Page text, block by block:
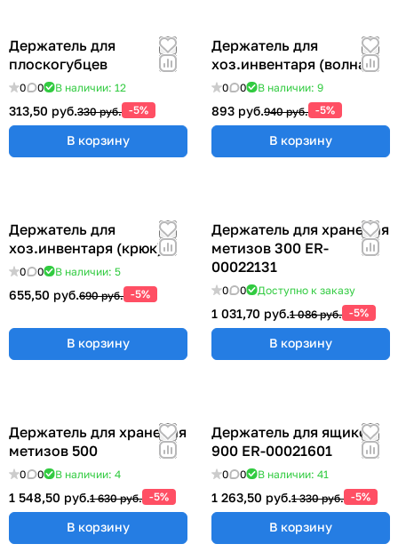
Держатель для
плоскогубцев
0 0 В наличии: 12
313,50 руб.330 руб. -5%
В корзину
Держатель для
хоз.инвентаря (волна)
0 0 В наличии: 9
893 руб.940 руб. -5%
В корзину
Держатель для
хоз.инвентаря (крюк)
0 0 В наличии: 5
655,50 руб.690 руб. -5%
В корзину
Держатель для хранения
метизов 300 ER-
00022131
0 0 Доступно к заказу
1 031,70 руб.1 086 руб. -5%
В корзину
Держатель для хранения
метизов 500
0 0 В наличии: 4
1 548,50 руб.1 630 руб. -5%
В корзину
Держатель для ящиков
900 ER-00021601
0 0 В наличии: 41
1 263,50 руб.1 330 руб. -5%
В корзину